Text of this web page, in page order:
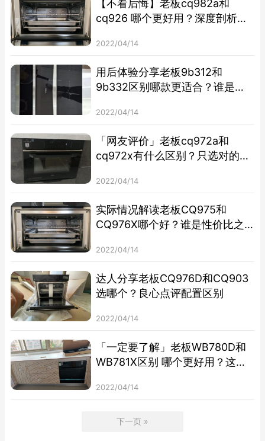
【不看后悔】老板cq982a和
cq926 哪个更好用？深度剖析功
2022/04/14
用后体验分享老板9b312和
9b332区别哪款更适合？谁是性
2022/04/14
「网友评价」老板cq972a和
cq972x有什么区别？只选对的不
2022/04/14
实际情况解读老板CQ975和
CQ976X哪个好？谁是性价比之
2022/04/14
达人分享老板CQ976D和CQ903
选哪个？良心点评配置区别
2022/04/14
「一定要了解」老板WB780D和
WB781X区别 哪个更好用？这样
2022/04/14
下一页 »